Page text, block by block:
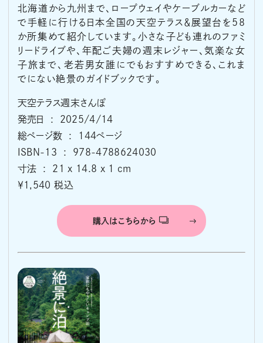
北海道から九州まで、ロープウェイやケーブルカーなど
で手軽に行ける日本全国の天空テラス＆展望台を58
か所集めて紹介しています。小さな子ども連れのファミ
リードライブや、年配ご夫婦の週末レジャー、気楽な女
子旅まで、老若男女誰にでもおすすめできる、これま
でにない絶景のガイドブックです。
天空テラス週末さんぽ
発売日 ‏ : ‎ 2025/4/14
総ページ数 ‏ : ‎ 144ページ
ISBN-13 ‏ : ‎ 978-4788624030
寸法 ‏ : ‎ 21 x 14.8 x 1 cm
￥1,540 税込
購入はこちらから